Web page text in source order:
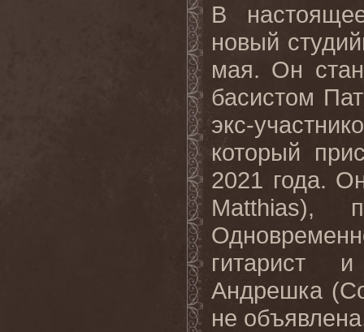
В
новый
мая. Он
басистом
экс-
который
2021 года.
Matthias),
гитарист
Андрешка
не